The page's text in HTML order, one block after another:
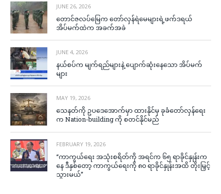
JUNE 26, 2026
တောင်ဇလပ်မြေက တော်လှန်ရဲမေများရဲ့ဖက်ဒရယ်
အိပ်မက်ထဲက အခက်အခဲ
JUNE 4, 2026
နယ်စပ်က မျက်ရည်များနဲ့ ပျောက်ဆုံးနေသော အိပ်မက်
များ
MAY 19, 2026
သေနတ်ကို ဥပဒေအောက်မှာ ထားနိုင်မှ ခုခံတော်လှန်ရေး
က Nation-building ကို စတင်နိုင်မည်
FEBRUARY 19, 2026
“ကာကွယ်ရေး အသုံးစရိတ်ကို အရင်က ၆၅ ရာခိုင်နှုန်းက
နေ ဒီနှစ်တော့ ကာကွယ်ရေးကို ၈၀ ရာခိုင်နှုန်းအထိ တိုးမြှင့်
သွားမယ်”